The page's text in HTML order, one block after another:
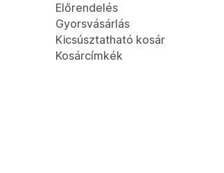
Előrendelés
Gyorsvásárlás
Kicsúsztatható kosár
Kosárcímkék